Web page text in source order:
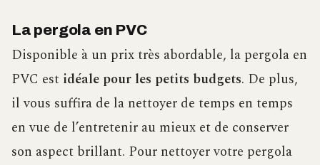
La pergola en PVC
Disponible à un prix très abordable, la pergola en
PVC est idéale pour les petits budgets. De plus,
il vous suffira de la nettoyer de temps en temps
en vue de l’entretenir au mieux et de conserver
son aspect brillant. Pour nettoyer votre pergola